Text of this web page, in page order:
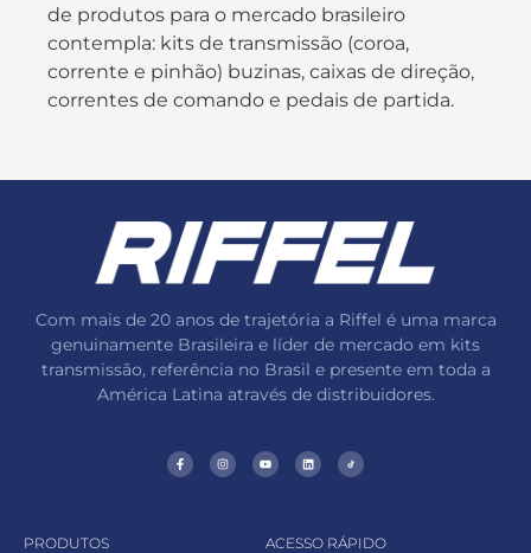
de produtos para o mercado brasileiro
contempla: kits de transmissão (coroa,
corrente e pinhão) buzinas, caixas de direção,
correntes de comando e pedais de partida.
Com mais de 20 anos de trajetória a Riffel é uma marca
genuinamente Brasileira e líder de mercado em kits
transmissão, referência no Brasil e presente em toda a
América Latina através de distribuidores.
PRODUTOS ACESSO RÁPIDO